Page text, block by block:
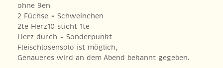
ohne 9en
2 Füchse = Schweinchen
2te Herz10 sticht 1te
Herz durch = Sonderpunkt
Fleischlosensolo ist möglich,
Genaueres wird an dem Abend bekannt gegeben.